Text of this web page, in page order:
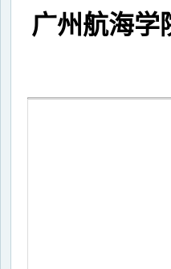
广州航海学